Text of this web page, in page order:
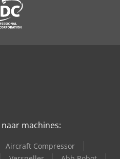
machines:
Aircraft Compressor